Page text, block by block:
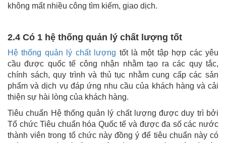
không mất nhiều công tìm kiếm, giao dịch.
2.4 Có 1 hệ thống quản lý chất lượng tốt
Hệ thống quản lý chất lượng tốt là một tập hợp các yêu
cầu được quốc tế công nhận nhằm tạo ra các quy tắc,
chính sách, quy trình và thủ tục nhằm cung cấp các sản
phẩm và dịch vụ đáp ứng nhu cầu của khách hàng và cải
thiện sự hài lòng của khách hàng.
Tiêu chuẩn Hệ thống quản lý chất lượng được duy trì bởi
Tổ chức Tiêu chuẩn hóa Quốc tế và được đa số các nước
thành viên trong tổ chức này đồng ý để tiêu chuẩn này có